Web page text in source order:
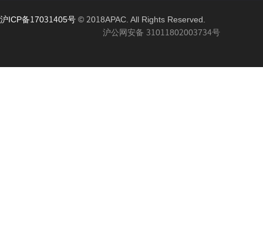
沪ICP备17031405号 © 2018APAC. All Rights Reserved.
沪公网安备 31011802003734号